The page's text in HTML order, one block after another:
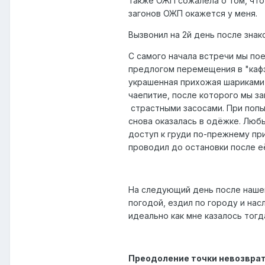
загонов ОЖП окажется у меня.
Вызвонил на 2й день после
С самого начала встречи мы
предлогом перемещения в
украшенная прихожая
чаепитие, после которого мы
страстными засосами. При
снова оказалась в одёжке.
доступ к груди по-прежнему
проводил до остановки после
На следующий день после
погодой, ездил по городу и
идеально как мне казалось
Преодоление точки